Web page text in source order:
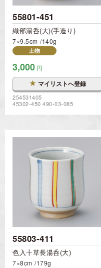
55801-451
織部湯呑(大)(手造り)
7×9.5cm 140g
土物
3,000 円
★ マイリストへ登録
254531405
45302-450 490-03-085
55803-411
色入十草長湯呑(大)
7×8cm 179g